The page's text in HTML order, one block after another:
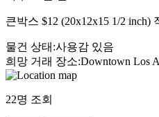
큰박스 $12 (20x12x15 1/2
물건 상태 :사용감 있음
희망 거래 장소:Downtown Los
22명 조회